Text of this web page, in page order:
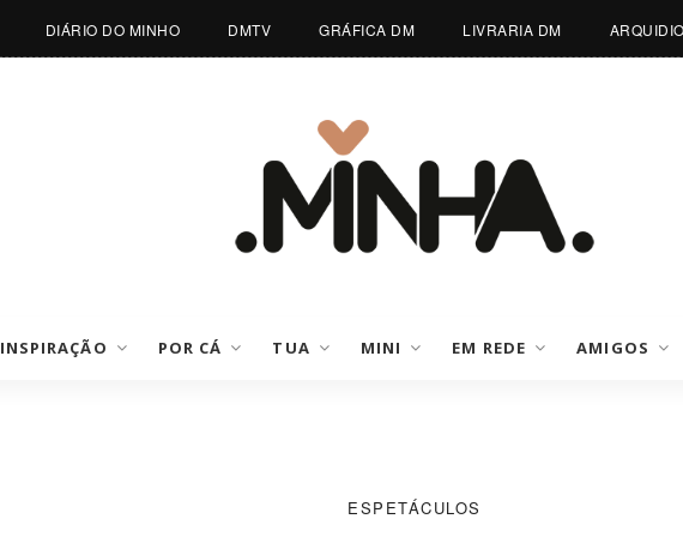
DIÁRIO DO MINHO DMTV GRÁFICA DM LIVRARIA DM
INSPIRAÇÃO POR CÁ TUA MINI EM REDE AMIGOS
ESPETÁCULOS